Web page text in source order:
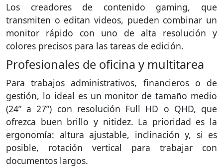
Los creadores de contenido gaming, que
transmiten o editan videos, pueden combinar un
monitor rápido con uno de alta resolución y
colores precisos para las tareas de edición.
Profesionales de oficina y multitarea
Para trabajos administrativos, financieros o de
gestión, lo ideal es un monitor de tamaño medio
(24” a 27”) con resolución Full HD o QHD, que
ofrezca buen brillo y nitidez. La prioridad es la
ergonomía: altura ajustable, inclinación y, si es
posible, rotación vertical para trabajar con
documentos largos.